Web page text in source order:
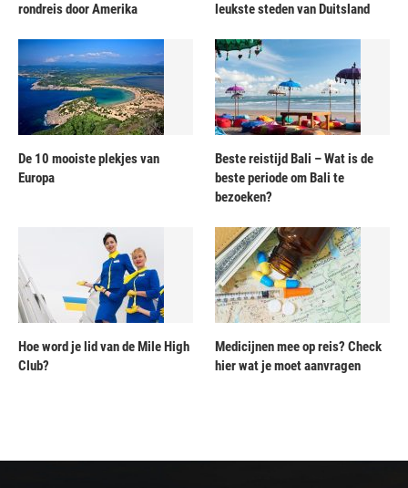
rondreis door Amerika
leukste steden van Duitsland
De 10 mooiste plekjes van
Europa
Beste reistijd Bali – Wat is de
beste periode om Bali te
bezoeken?
Hoe word je lid van de Mile High
Club?
Medicijnen mee op reis? Check
hier wat je moet aanvragen